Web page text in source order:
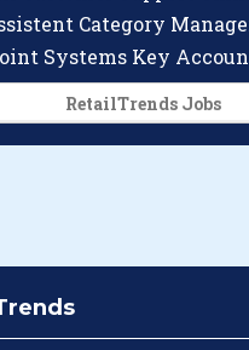
Category
RetailTrends Jobs